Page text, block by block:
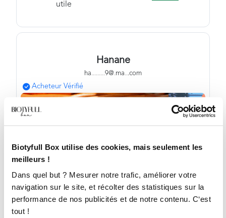
Biotyfull Box utilise des cookies, mais seulement les
meilleurs !
Dans quel but ? Mesurer notre trafic, améliorer votre
navigation sur le site, et récolter des statistiques sur la
performance de nos publicités et de notre contenu. C‘est
tout !
utile
Hanane
ha.........9@.ma...com
Acheteur Vérifié